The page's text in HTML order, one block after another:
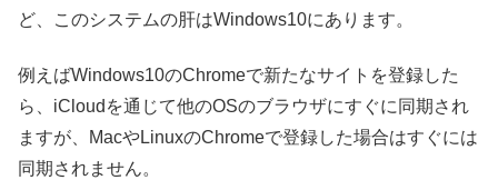
ど、このシステムの肝はWindows10にあります。
例えばWindows10のChromeで新たなサイトを登録した
ら、iCloudを通じて他のOSのブラウザにすぐに同期され
ますが、MacやLinuxのChromeで登録した場合はすぐには
同期されません。